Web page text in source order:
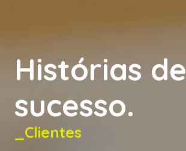
Histórias de
sucesso.
_Clientes